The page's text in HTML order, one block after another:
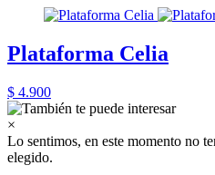
Plataforma Celia
$ 4.900
×
Lo sentimos, en este momento no
elegido.